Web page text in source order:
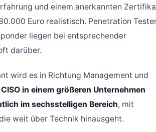
und einem anerkannten
Euro realistisch. Penetration
liegen bei entsprechender
darüber.
wird es in Richtung Management und
CISO in einem größeren Unternehmen
im sechsstelligen Bereich, mit
weit über Technik hinausgeht.